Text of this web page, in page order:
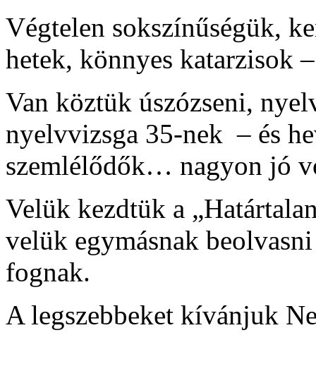
Végtelen sokszínűségük,
hetek, könnyes katarzisok
Van köztük úszózseni,
nyelvvizsga 35-nek – és
szemlélődők… nagyon jó
Velük kezdtük a
velük egymásnak
fognak.
A legszebbeket kívánjuk